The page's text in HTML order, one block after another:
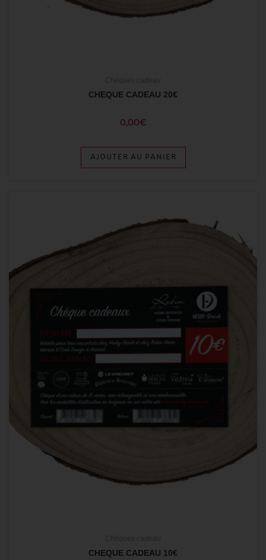
CHEQUE CADEAU 20€
0,00€
AJOUTER AU PANIER
CHEQUE CADEAU 10€